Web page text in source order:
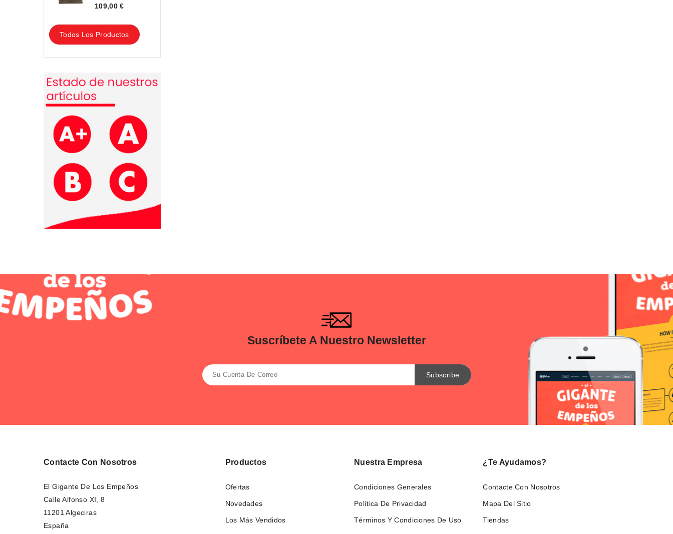
109,00 €
Todos Los Productos
Suscríbete A Nuestro Newsletter
Contacte Con Nosotros
El Gigante De Los Empeños
Calle Alfonso XI, 8
11201 Algeciras
España
Productos
Ofertas
Novedades
Los Más Vendidos
Nuestra Empresa
Condiciones Generales
Política De Privacidad
Términos Y Condiciones De Uso
¿Te Ayudamos?
Contacte Con Nosotros
Mapa Del Sitio
Tiendas